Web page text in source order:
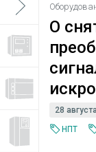
О
28
НПТ